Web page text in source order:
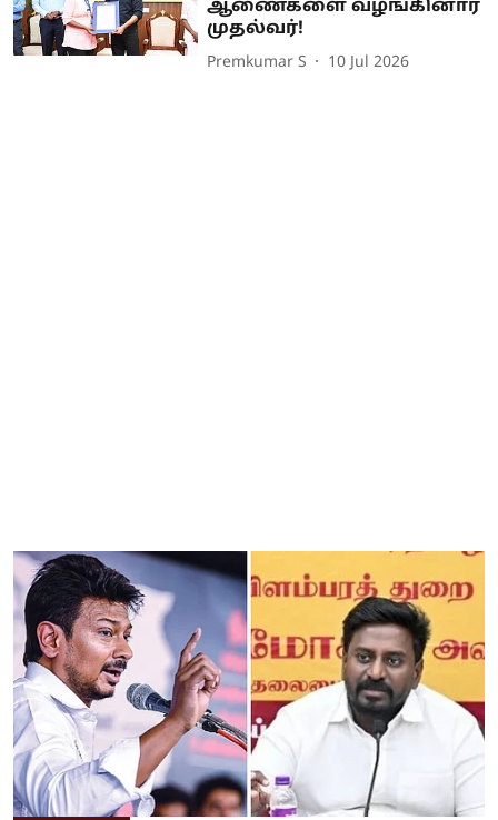
ஆணைகளை வழங்கினார்
முதல்வர்!
Premkumar S 10 Jul 2026